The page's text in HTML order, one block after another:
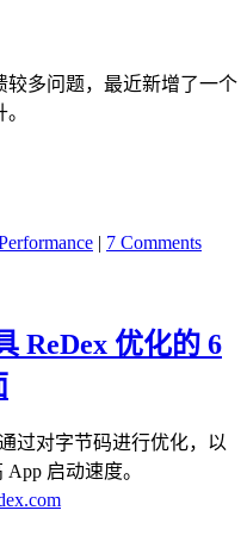
多问题，最近新增了一个
| 7 Comments
ReDex 优化的 6
过对字节码进行优化，以
启动速度。